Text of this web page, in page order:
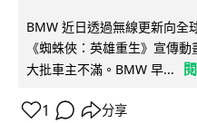
BMW 近日透過無線更新向全
《蜘蛛俠：英雄重生》宣傳
大批車主不滿。BMW 早...
1 分享